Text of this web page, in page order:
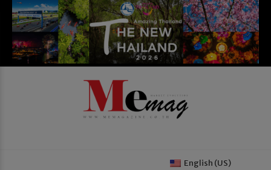
English (US)